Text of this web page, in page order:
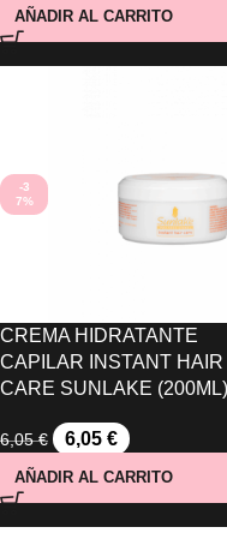
AÑADIR AL CARRITO
-3
7%
CREMA HIDRATANTE
CAPILAR INSTANT HAIR
CARE SUNLAKE (200ML)
6,05€ 6,05 €
AÑADIR AL CARRITO